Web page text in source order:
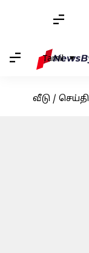
Tamil
வீடு / செய்தி